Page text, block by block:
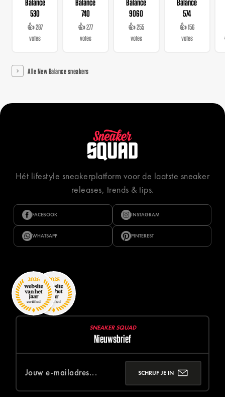
Balance
530
👍 287
votes
Balance
740
👍 277
votes
Balance
9060
👍 255
votes
Balance
574
👍 156
votes
Alle New Balance sneakers
Hét lifestyle sneakerplatform voor de laatste sneaker
releases, trends & tips.
FACEBOOK INSTAGRAM
WHATSAPP PINTEREST
SNEAKER SQUAD
Nieuwsbrief
SCHRIJF JE IN